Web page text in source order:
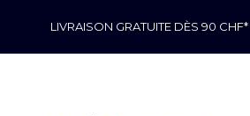
LIVRAISON GRATUITE DÈS 90 CHF*